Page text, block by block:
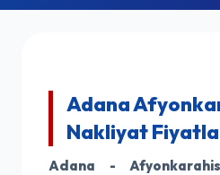
Adana
Nakliyat
Adana -